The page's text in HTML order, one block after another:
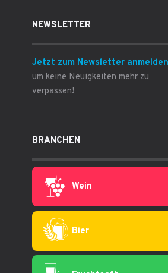
NEWSLETTER
Jetzt zum Newsletter anmelden
um keine Neuigkeiten mehr zu
verpassen!
BRANCHEN
Wein
Bier